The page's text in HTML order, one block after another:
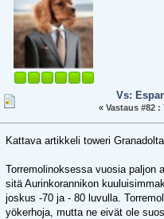
Vs:
« Vastaus #82 :
Kattava artikkeli toweri
Torremolinoksessa vuosia paljon
sitä Aurinkorannikon
joskus -70 ja - 80 luvulla.
yökerhoja, mutta ne eivät ole